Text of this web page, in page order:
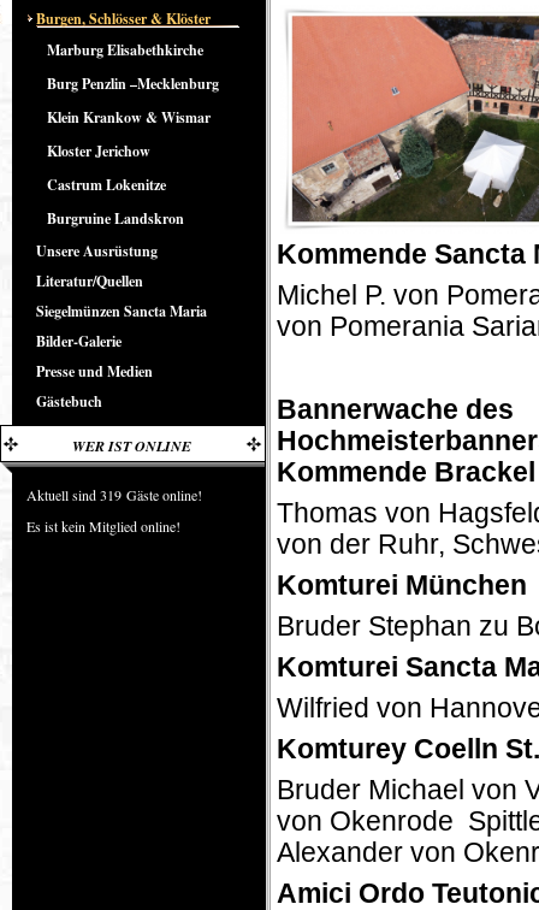
Burgen, Schlösser & Klöster
Marburg Elisabethkirche
Burg Penzlin –Mecklenburg
Klein Krankow & Wismar
Kloster Jerichow
Castrum Lokenitze
Burgruine Landskron
Unsere Ausrüstung
Literatur/Quellen
Siegelmünzen Sancta Maria
Bilder-Galerie
Presse und Medien
Gästebuch
WER IST ONLINE
Aktuell sind 319 Gäste online!
Es ist kein Mitglied online!
Kommende Sancta
Michel P. von
von Pomerania
Bannerwache des
Kommende Brackel
Thomas von
von der Ruhr,
Komturei München
Bruder Stephan zu
Komturei Sancta
Wilfried von
Komturey Coelln
Bruder Michael von
von Okenrode
Alexander von
Amici Ordo